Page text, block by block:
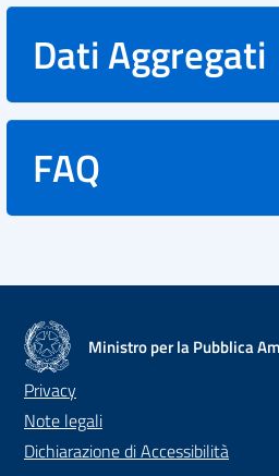
Dati Aggregati
FAQ
Ministro per la Pubblica
Privacy
Note legali
Dichiarazione di Accessibilità